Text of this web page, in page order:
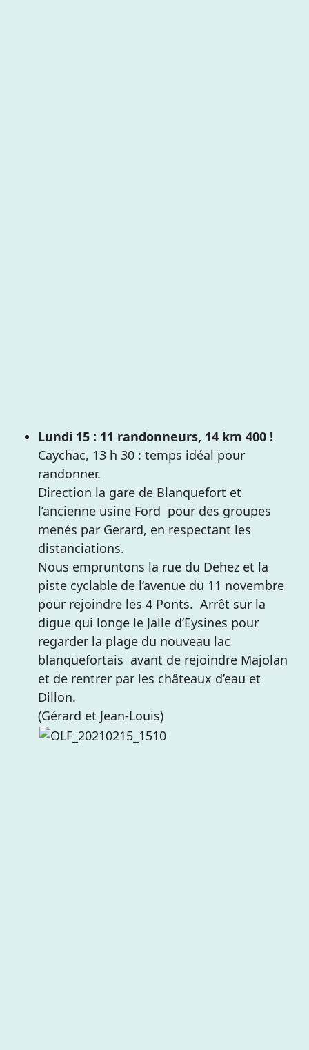
Lundi 15 : 11 randonneurs, 14 km 400 !
Caychac, 13 h 30 : temps idéal pour
randonner.
Direction la gare de Blanquefort et
l’ancienne usine Ford pour des groupes
menés par Gerard, en respectant les
distanciations.
Nous empruntons la rue du Dehez et la
piste cyclable de l’avenue du 11 novembre
pour rejoindre les 4 Ponts. Arrêt sur la
digue qui longe le Jalle d’Eysines pour
regarder la plage du nouveau lac
blanquefortais avant de rejoindre Majolan
et de rentrer par les châteaux d’eau et
Dillon.
(Gérard et Jean-Louis)